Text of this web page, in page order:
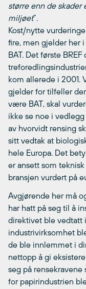
større enn de
miljøet”.
Kost/nytte
fire, men gjelder her
BAT. Det første
kom allerede i 2001.
gjelder for tilfeller
være BAT, skal
ikke se noe i
av hvorvidt rensing
sitt vedtak at
hele Europa. Det
er ansett som
bransjen vurdert på
Avgjørende her må
har hatt på seg til å
direktivet ble vedtatt
industrivirksomhet
de ble innlemmet i
nettopp å gi
seg på
for papirindustrien